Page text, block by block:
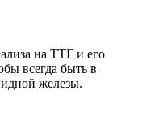
на ТТГ и его
всегда быть в
железы.